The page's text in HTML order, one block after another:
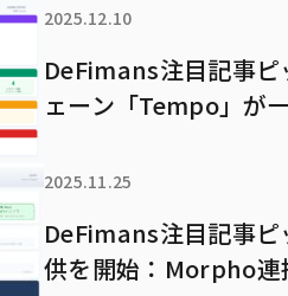
2025.12.10
DeFimans注目記事
ェーン「Tempo」が
2025.11.25
DeFimans注目記事
供を開始：Morpho連